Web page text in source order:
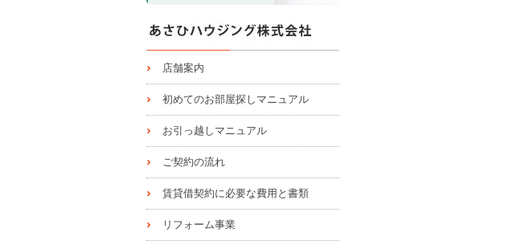
店舗案内
初めてのお部屋探しマニュアル
お引っ越しマニュアル
ご契約の流れ
賃貸借契約に必要な費用と書類
リフォーム事業